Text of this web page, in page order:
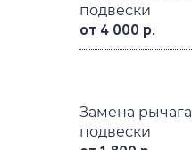
подвески
от 4 000 р.
Замена
подвески